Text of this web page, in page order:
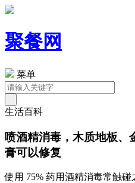
聚餐网
菜单
生活百科
喷酒精消毒，木质地板、
膏可以修复
使用 75% 药用酒精消毒常触碰